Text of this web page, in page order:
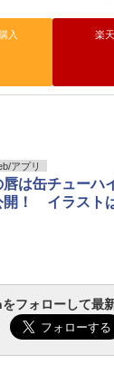
入 楽
アプリ
唇は缶チュー
開！ イラスト
フォローして最